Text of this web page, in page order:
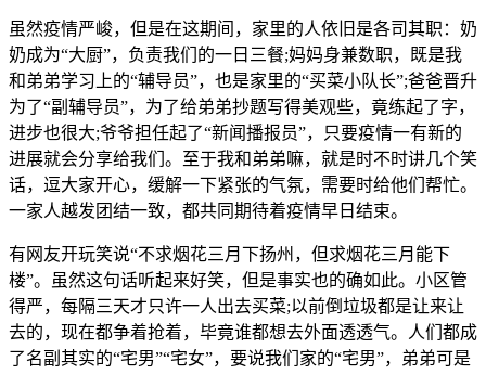
虽然疫情严峻，但是在这期间，家里的人依旧是各司其职：奶
奶成为“大厨”，负责我们的一日三餐;妈妈身兼数职，既是我
和弟弟学习上的“辅导员”，也是家里的“买菜小队长”;爸爸晋升
为了“副辅导员”，为了给弟弟抄题写得美观些，竟练起了字，
进步也很大;爷爷担任起了“新闻播报员”，只要疫情一有新的
进展就会分享给我们。至于我和弟弟嘛，就是时不时讲几个笑
话，逗大家开心，缓解一下紧张的气氛，需要时给他们帮忙。
一家人越发团结一致，都共同期待着疫情早日结束。
有网友开玩笑说“不求烟花三月下扬州，但求烟花三月能下
楼”。虽然这句话听起来好笑，但是事实也的确如此。小区管
得严，每隔三天才只许一人出去买菜;以前倒垃圾都是让来让
去的，现在都争着抢着，毕竟谁都想去外面透透气。人们都成
了名副其实的“宅男”“宅女”，要说我们家的“宅男”，弟弟可是